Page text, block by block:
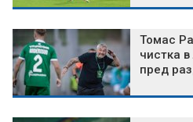
Томас
чистка
пред